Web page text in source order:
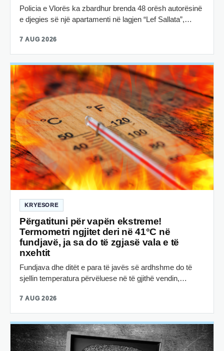
Policia e Vlorës ka zbardhur brenda 48 orësh autorësinë
e djegies së një apartamenti në lagjen “Lef Sallata”,…
7 AUG 2026
KRYESORE
Përgatituni për vapën ekstreme!
Termometri ngjitet deri në 41°C në
fundjavë, ja sa do të zgjasë vala e të
nxehtit
Fundjava dhe ditët e para të javës së ardhshme do të
sjellin temperatura përvëluese në të gjithë vendin,…
7 AUG 2026